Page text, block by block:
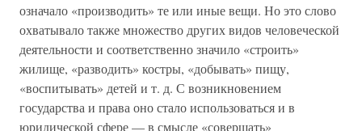
означало «производить» те или иные вещи. Но это слово
охватывало также множество других видов человеческой
деятельности и соответственно значило «строить»
жилище, «разводить» костры, «добывать» пищу,
«воспитывать» детей и т. д. С возникновением
государства и права оно стало использоваться и в
юридической сфере — в смысле «совершать»